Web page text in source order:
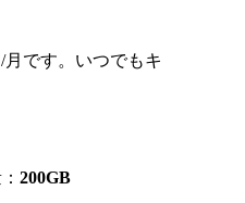
月です。いつでもキ
200GB